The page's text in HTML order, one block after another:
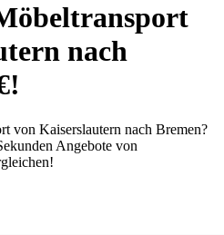
nach
von Kaiserslautern nach Bremen?
Angebote von